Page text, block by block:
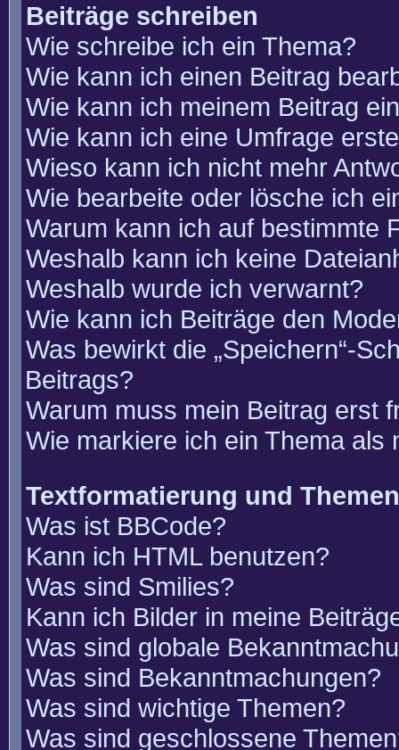
Beiträge schreiben
Wie schreibe ich ein Thema?
Wie kann ich einen Beitrag
Wie kann ich meinem Beitrag
Wie kann ich eine Umfrage
Wieso kann ich nicht mehr
Wie bearbeite oder lösche ich
Warum kann ich auf bestimmte
Weshalb kann ich keine
Weshalb wurde ich verwarnt?
Wie kann ich Beiträge den
Was bewirkt die „Speichern“-
Beitrags?
Warum muss mein Beitrag erst
Wie markiere ich ein Thema als
Textformatierung und
Was ist BBCode?
Kann ich HTML benutzen?
Was sind Smilies?
Kann ich Bilder in meine
Was sind globale
Was sind Bekanntmachungen?
Was sind wichtige Themen?
Was sind geschlossene